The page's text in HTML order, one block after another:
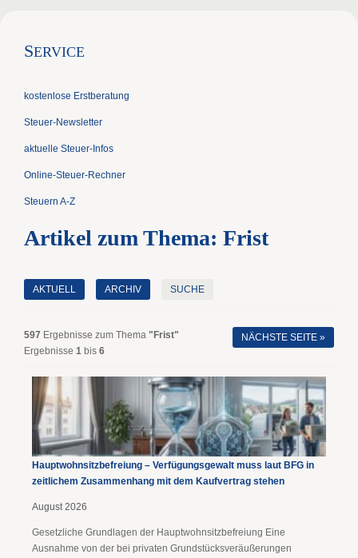
SERVICE
kostenlose Erstberatung
Steuer-Newsletter
aktuelle Steuer-Infos
Online-Steuer-Rechner
Steuern A-Z
Artikel zum Thema: Frist
AKTUELL ARCHIV SUCHE
597 Ergebnisse zum Thema "Frist"
Ergebnisse 1 bis 6
NÄCHSTE SEITE »
Hauptwohnsitz​­befreiung – Verfügungsgewalt muss laut BFG in
zeitlichem Zusammenhang mit dem Kaufvertrag stehen
August 2026
Gesetzliche Grundlagen der Hauptwohnsitzbefreiung Eine
Ausnahme von der bei privaten Grundstücksveräußerungen